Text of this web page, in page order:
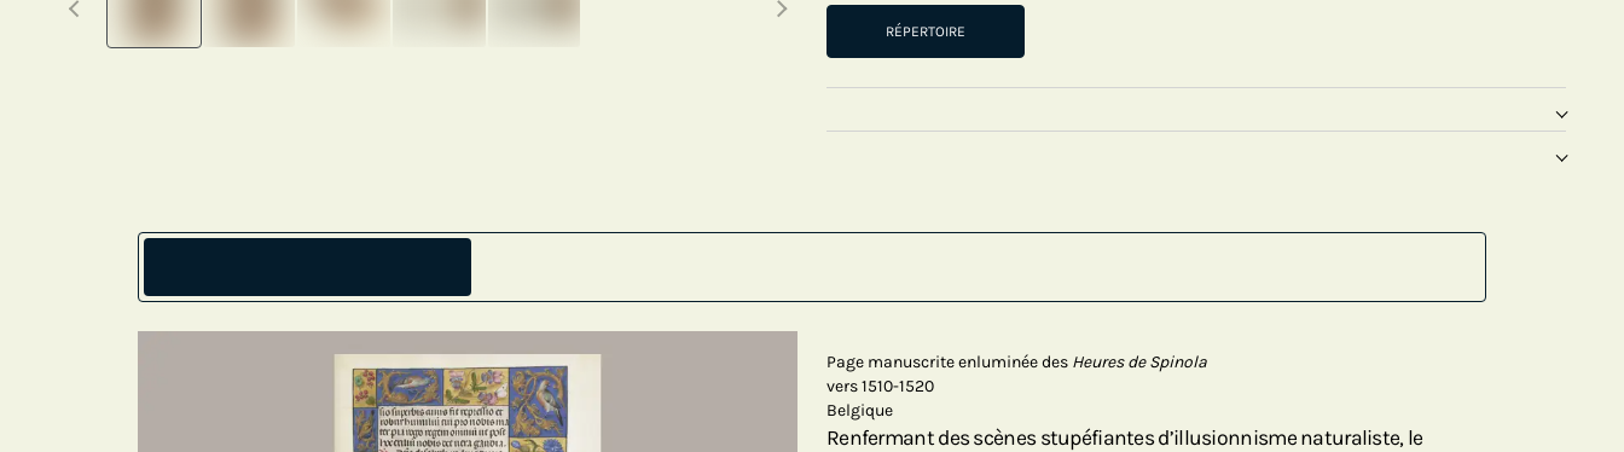
RÉPERTOIRE
Page manuscrite enluminée des Heures de Spinola
vers 1510-1520
Belgique
Renfermant des scènes stupéfiantes d’illusionnisme naturaliste, le